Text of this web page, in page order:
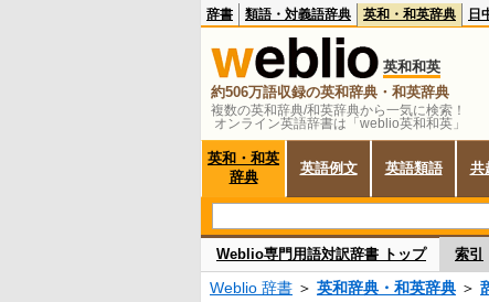
複数の英和辞典/和英辞典から一気に検索！
オンライン英語辞書は「weblio英和和英」
辞書 類語・対義語辞典 英和・和英辞典 日
英和和英
約506万語収録の英和辞典・和英辞典
英和・和英
辞典
英語例文 英語類語 共
Weblio専門用語対訳辞書 トップ 索引
Weblio 辞書 ＞ 英和辞典・和英辞典 ＞